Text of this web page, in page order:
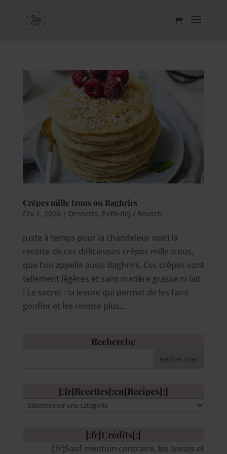
Crêpes mille trous ou Baghrirs
Fév 1, 2020 | Desserts, Petit-déj / Brunch
Juste à temps pour la chandeleur voici la
recette de ces délicieuses crêpes mille trous,
que l’on appelle aussi Baghrirs. Ces crêpes sont
tellement légères et sans matière grasse ni lait
! Le secret : la levure qui permet de les faire
gonfler et les rendre plus...
Recherche
[:fr]Recettes[:en]Recipes[:]
[:fr]Recettes[:en]Recipes[:]
[:fr]Crédits[:]
[:fr]Sauf mention contraire, les textes et